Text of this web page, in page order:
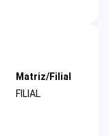
Matriz/Filial
FILIAL